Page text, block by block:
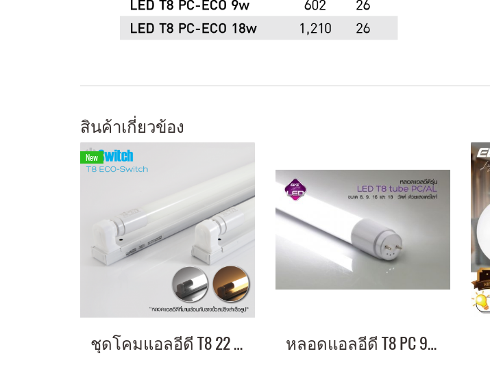
สินค้าเกี่ยวข้อง
New
ชุดโคมแอลอีดี T8 22 วัตต์ แสงเหลือง หลอดยาว หลอดประหยัดไฟ ทดแทนหลอดนีออน LED Set T8 ECO-Switch 22w Warmwhite หลอดแอลอีดี T8 PC 9วัตต์ เดย์ไลท์ ขั้ว G13 อายุงาน 50,000 ชั่วโมง แสงขาว Daylight รับประกัน 3 ปี